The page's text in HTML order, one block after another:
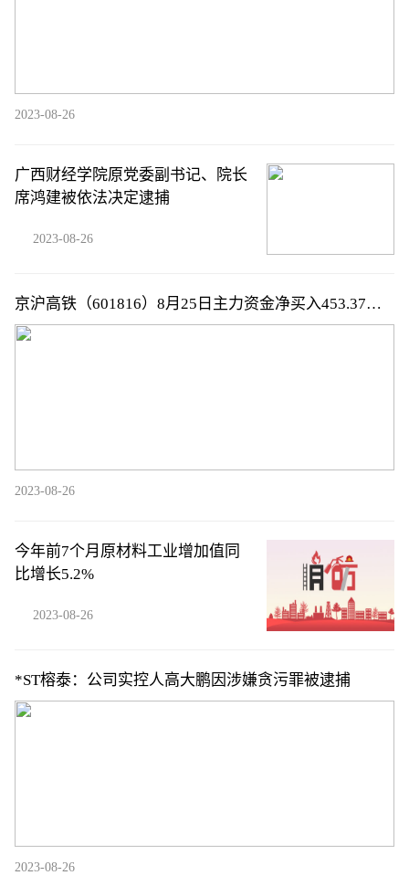
2023-08-26
广西财经学院原党委副书记、院长
席鸿建被依法决定逮捕
2023-08-26
京沪高铁（601816）8月25日主力资金净买入453.37万
元
2023-08-26
今年前7个月原材料工业增加值同
比增长5.2%
2023-08-26
*ST榕泰：公司实控人高大鹏因涉嫌贪污罪被逮捕
2023-08-26